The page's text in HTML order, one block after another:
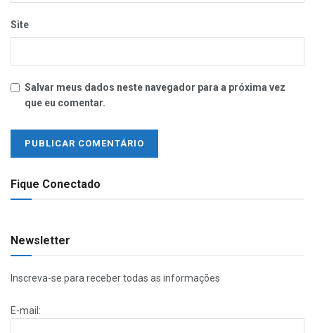
Site
Salvar meus dados neste navegador para a próxima vez
que eu comentar.
Fique Conectado
Newsletter
Inscreva-se para receber todas as informações
E-mail: